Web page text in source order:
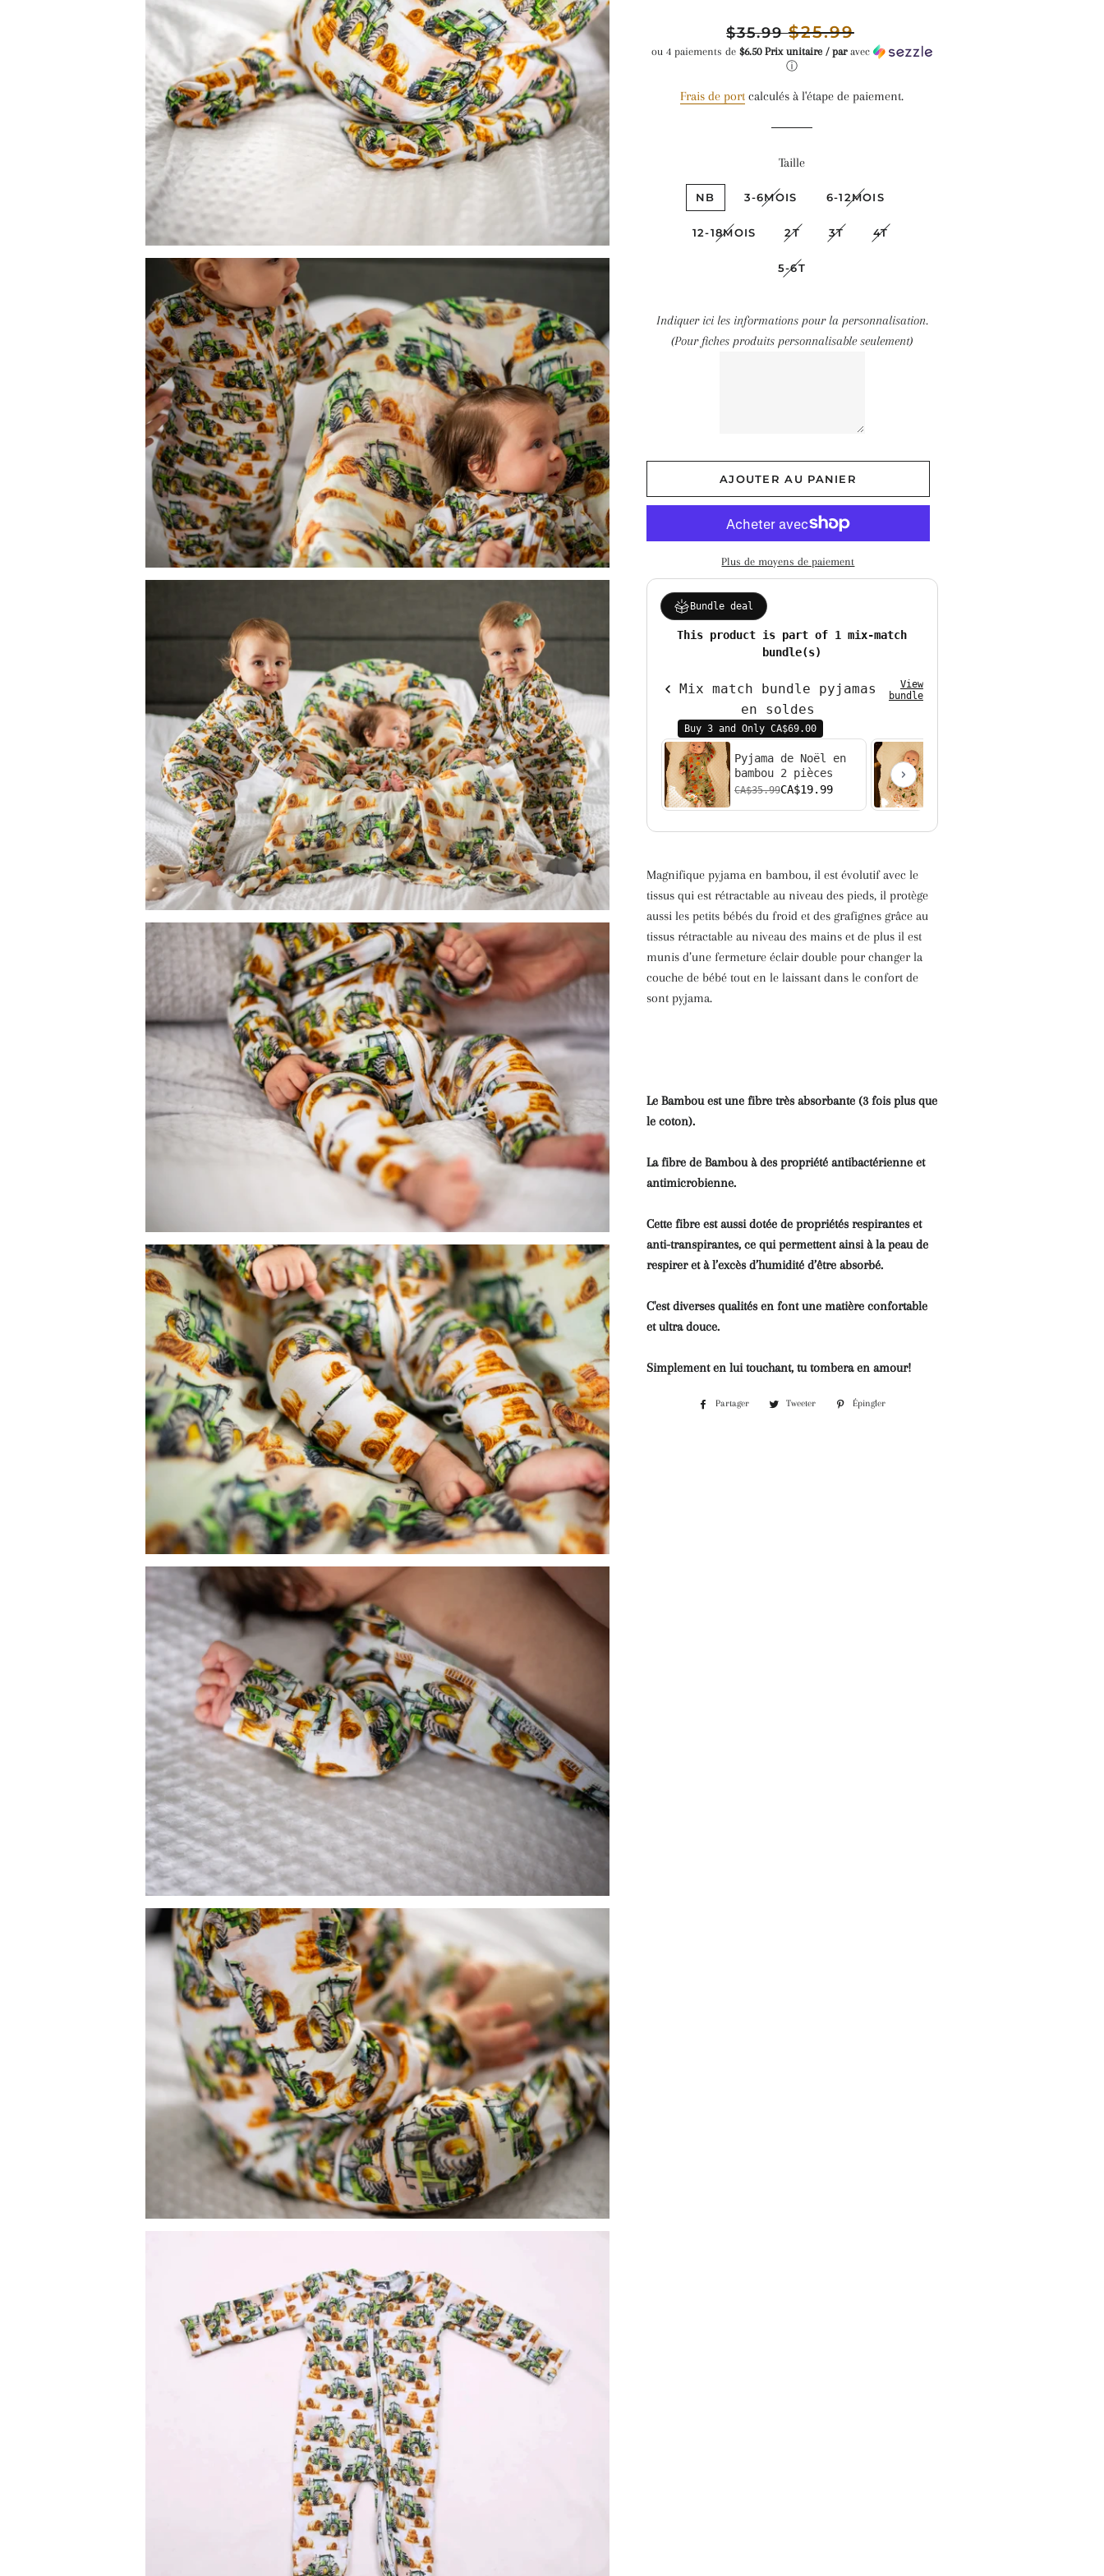
Prix
régulier
$35.99 PRIX
RÉDUIT
$25.99
ou 4 paiements de$6.50 Prix unitaire / paravec
ⓘ
Frais de port calculés à l'étape de paiement.
Taille
NB 3-6MOIS 6-12MOIS
12-18MOIS 2T 3T 4T
5-6T
Indiquer ici les informations pour la personnalisation.
(Pour fiches produits personnalisable seulement)
AJOUTER AU PANIER
Plus de moyens de paiement
Bundle deal
This product is part of 1 mix-match
bundle(s)
Mix match bundle pyjamas
en soldes
Buy 3 and Only CA$69.00
View
bundle
Pyjama de Noël en
bambou 2 pièces
CA$35.99CA$19.99
Magnifique pyjama en bambou, il est évolutif avec le
tissus qui est rétractable au niveau des pieds, il protège
aussi les petits bébés du froid et des grafignes grâce au
tissus rétractable au niveau des mains et de plus il est
munis d’une fermeture éclair double pour changer la
couche de bébé tout en le laissant dans le confort de
sont pyjama.
Le Bambou est une fibre très absorbante (3 fois plus que
le coton).
La fibre de Bambou à des propriété antibactérienne et
antimicrobienne.
Cette fibre est aussi dotée de propriétés respirantes et
anti-transpirantes, ce qui permettent ainsi à la peau de
respirer et à l’excès d’humidité d’être absorbé.
C'est diverses qualités en font une matière confortable
et ultra douce.
Simplement en lui touchant, tu tombera en amour!
Partager
PartagerTweeter
TweeterÉpingler